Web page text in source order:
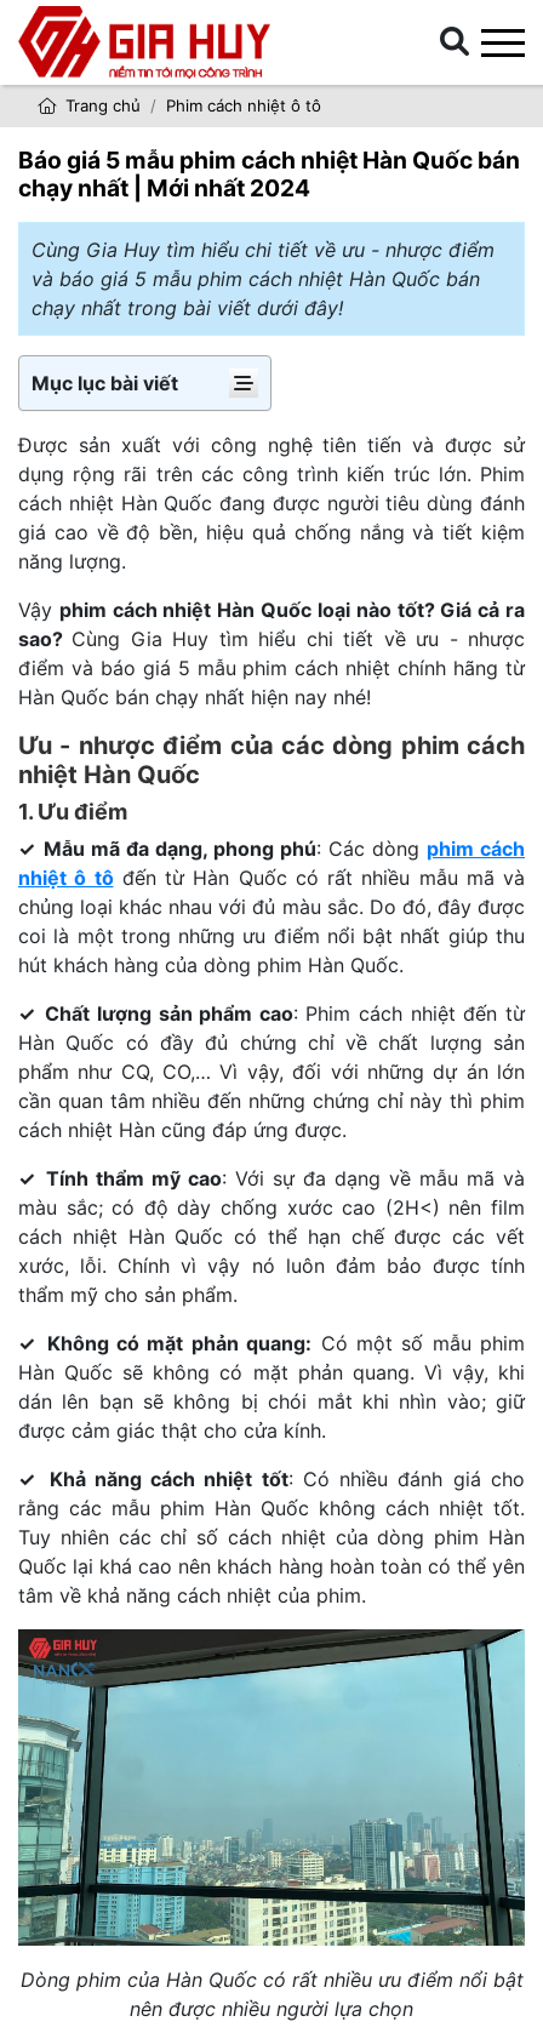
Trang chủ Phim cách nhiệt ô tô
Báo giá 5 mẫu phim cách nhiệt Hàn Quốc bán
chạy nhất | Mới nhất 2024
Cùng Gia Huy tìm hiểu chi tiết về ưu - nhược điểm
và báo giá 5 mẫu phim cách nhiệt Hàn Quốc bán
chạy nhất trong bài viết dưới đây!
Mục lục bài viết
Được sản xuất với công nghệ tiên tiến và được sử
dụng rộng rãi trên các công trình kiến trúc lớn. Phim
cách nhiệt Hàn Quốc đang được người tiêu dùng đánh
giá cao về độ bền, hiệu quả chống nắng và tiết kiệm
năng lượng.
Vậy phim cách nhiệt Hàn Quốc loại nào tốt? Giá cả ra
sao? Cùng Gia Huy tìm hiểu chi tiết về ưu - nhược
điểm và báo giá 5 mẫu phim cách nhiệt chính hãng từ
Hàn Quốc bán chạy nhất hiện nay nhé!
Ưu - nhược điểm của các dòng phim cách
nhiệt Hàn Quốc
1. Ưu điểm
✓ Mẫu mã đa dạng, phong phú: Các dòng phim cách
nhiệt ô tôđến từ Hàn Quốc có rất nhiều mẫu mã và
chủng loại khác nhau với đủ màu sắc. Do đó, đây được
coi là một trong những ưu điểm nổi bật nhất giúp thu
hút khách hàng của dòng phim Hàn Quốc.
✓ Chất lượng sản phẩm cao: Phim cách nhiệt đến từ
Hàn Quốc có đầy đủ chứng chỉ về chất lượng sản
phẩm như CQ, CO,… Vì vậy, đối với những dự án lớn
cần quan tâm nhiều đến những chứng chỉ này thì phim
cách nhiệt Hàn cũng đáp ứng được.
✓ Tính thẩm mỹ cao: Với sự đa dạng về mẫu mã và
màu sắc; có độ dày chống xước cao (2H<) nên film
cách nhiệt Hàn Quốc có thể hạn chế được các vết
xước, lỗi. Chính vì vậy nó luôn đảm bảo được tính
thẩm mỹ cho sản phẩm.
✓ Không có mặt phản quang: Có một số mẫu phim
Hàn Quốc sẽ không có mặt phản quang. Vì vậy, khi
dán lên bạn sẽ không bị chói mắt khi nhìn vào; giữ
được cảm giác thật cho cửa kính.
✓
Khả năng cách nhiệt tốt: Có nhiều đánh giá cho
rằng các mẫu phim Hàn Quốc không cách nhiệt tốt.
Tuy nhiên các chỉ số cách nhiệt của dòng phim Hàn
Quốc lại khá cao nên khách hàng hoàn toàn có thể yên
tâm về khả năng cách nhiệt của phim.
Dòng phim của Hàn Quốc có rất nhiều ưu điểm nổi bật
nên được nhiều người lựa chọn